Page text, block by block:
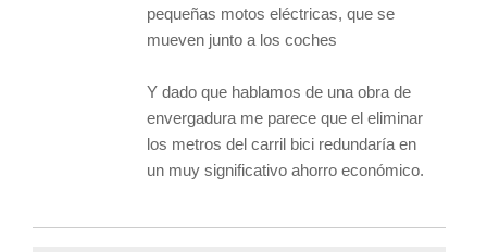
pequeñas motos eléctricas, que se
mueven junto a los coches
Y dado que hablamos de una obra de
envergadura me parece que el eliminar
los metros del carril bici redundaría en
un muy significativo ahorro económico.